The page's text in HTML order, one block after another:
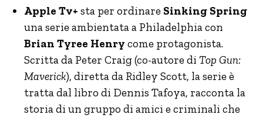
Apple Tv+ sta per ordinare Sinking Spring
una serie ambientata a Philadelphia con
Brian Tyree Henry come protagonista.
Scritta da Peter Craig (co-autore di Top Gun:
Maverick), diretta da Ridley Scott, la serie è
tratta dal libro di Dennis Tafoya, racconta la
storia di un gruppo di amici e criminali che